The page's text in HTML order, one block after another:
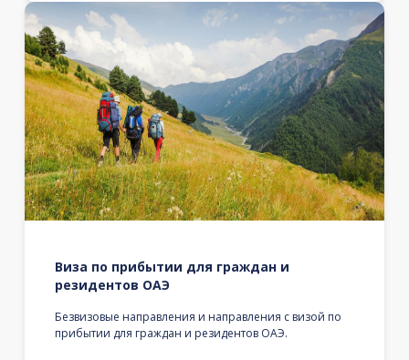
Виза по прибытии для граждан и
резидентов ОАЭ
Безвизовые направления и направления с визой по
прибытии для граждан и резидентов ОАЭ.